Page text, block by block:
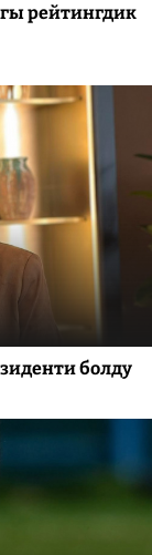
рейтингдик
болду